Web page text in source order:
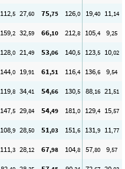
112,5 27,60 75,75 126,0 19,40 11,14
159,2 32,59 66,10 212,8 105,4 9,25
128,0 21,49 53,06 140,5 123,5 10,02
144,0 19,91 61,51 116,4 136,6 9,54
119,8 34,41 54,66 130,5 88,16 21,51
147,5 29,84 54,49 181,0 129,4 15,57
108,9 28,50 51,03 151,6 131,9 11,77
111,3 28,12 67,98 104,8 57,80 9,57